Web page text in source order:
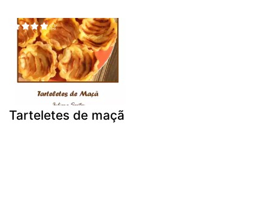
Tarteletes de maçã